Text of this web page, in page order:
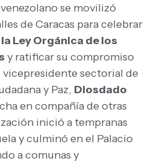
se movilizó
de Caracas para celebrar
Ley Orgánica de los
y ratificar su compromiso
vicepresidente sectorial de
y Paz, Diosdado
en compañía de otras
inició a tempranas
y culminó en el Palacio
a comunas y